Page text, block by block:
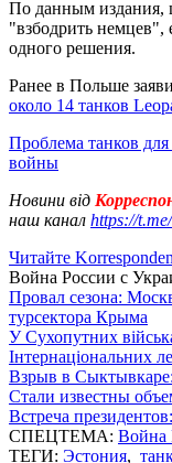
По данным издания,
"взбодрить немцев",
одного решения.
Ранее в Польше
около 14 танков
Проблема танков
войны
Новини від
наш канал https://
Читайте
Война России с
Провал сезона:
турсектора Крыма
У Сухопутних
Інтернаціональних
Взрыв в
Стали известны
Встреча
СПЕЦТЕМА: Война
ТЕГИ: Эстония,